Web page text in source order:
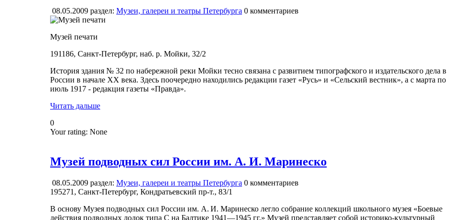
08.05.2009 раздел: Музеи, галереи и театры Петербурга 0 комментариев
Музей печати
191186, Санкт-Петербург, наб. р. Мойки, 32/2
История здания № 32 по набережной реки Мойки тесно связана с развитием типографского и издательского дела в
России в начале ХХ века. Здесь поочередно находились редакции газет «Русь» и «Сельский вестник», а с марта по
июль 1917 - редакция газеты «Правда».
Читать дальше
0
Your rating: None
Музей подводных сил России им. А. И. Маринеско
08.05.2009 раздел: Музеи, галереи и театры Петербурга 0 комментариев
195271, Санкт-Петербург, Кондратьевский пр-т., 83/1
В основу Музея подводных сил России им. А. И. Маринеско легло собрание коллекций школьного музея «Боевые
действия подводных лодок типа С на Балтике 1941—1945 гг.» Музей представляет собой историко-культурный